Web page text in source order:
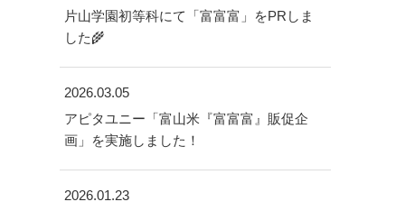
片山学園初等科にて「富富富」をPRしま
した🌾
2026.03.05
アピタユニー「富山米『富富富』販促企
画」を実施しました！
2026.01.23